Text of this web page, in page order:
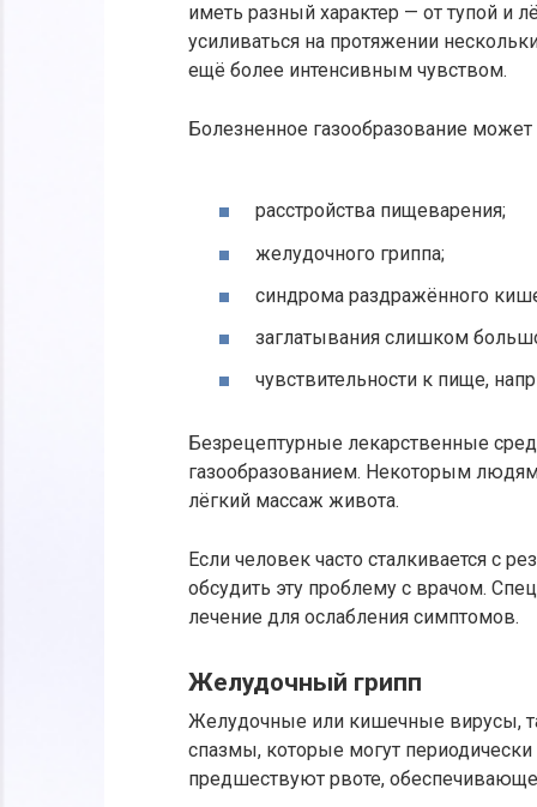
иметь разный характер — от тупой и
усиливаться на протяжении
ещё более интенсивным чувством.
Болезненное газообразование
расстройства пищеварения;
желудочного гриппа;
синдрома раздражённого
заглатывания слишком
чувствительности к пище,
Безрецептурные лекарственные
газообразованием. Некоторым
лёгкий массаж живота.
Если человек часто сталкивается с
обсудить эту проблему с врачом.
лечение для ослабления симптомов.
Желудочный грипп
Желудочные или кишечные вирусы,
спазмы, которые могут
предшествуют рвоте,